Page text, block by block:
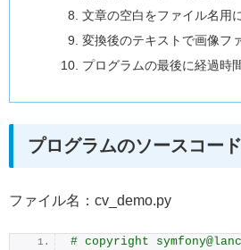
文章の空白をファイル名用
変換後のテキストで画像フ
プログラムの最後に経過時
プログラムのソースコード
ファイル名：cv_demo.py
# copyright